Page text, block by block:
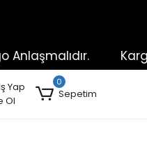
Yap
Ol
0
Sepetim